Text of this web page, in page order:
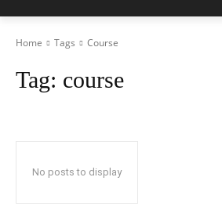
Home Tags Course
Tag: course
No posts to display